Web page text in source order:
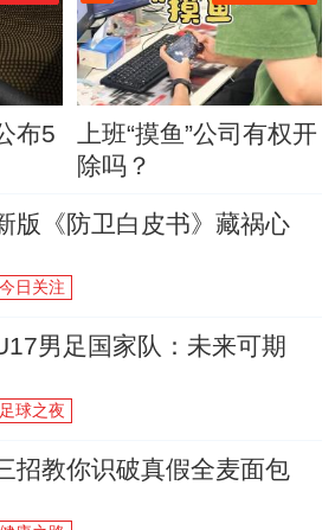
布5
上班“摸鱼”公司有权开
除吗？
版《防卫白皮书》藏祸心
今日关注
男足国家队：未来可期
足球之夜
招教你识破真假全麦面包